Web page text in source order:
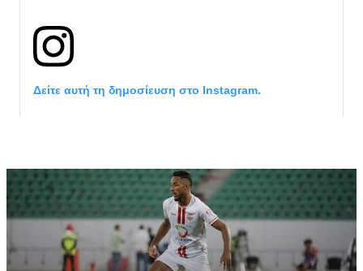
Δείτε αυτή τη δημοσίευση στο Instagram.